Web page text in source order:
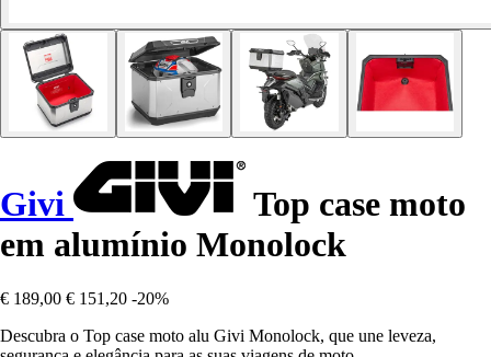
Givi
Top case moto
em alumínio Monolock
€ 189,00 € 151,20 -20%
Descubra o Top case moto alu Givi Monolock, que une leveza,